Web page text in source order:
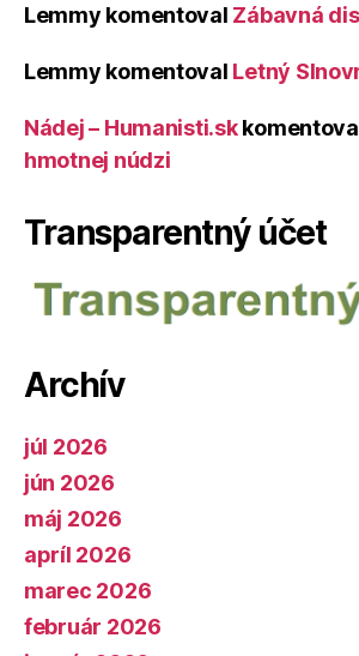
Lemmy komentoval Zábavná
Lemmy komentoval Letný
Nádej – Humanisti.sk
hmotnej núdzi
Transparentný účet
Archív
júl 2026
jún 2026
máj 2026
apríl 2026
marec 2026
február 2026